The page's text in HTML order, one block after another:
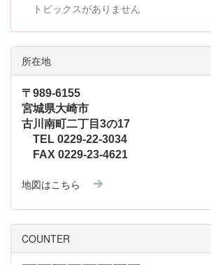
トピックスがありません
所在地
〒989-6155
宮城県大崎市
古川南町二丁目3の17
TEL 0229-22-3034
FAX 0229-23-4621
地図はこちら
COUNTER